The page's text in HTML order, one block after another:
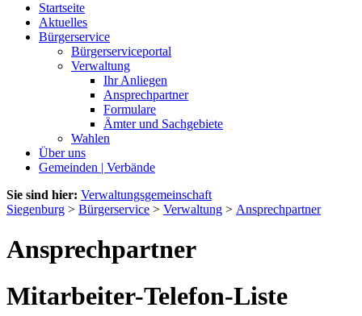
Startseite
Aktuelles
Bürgerservice
Bürgerserviceportal
Verwaltung
Ihr Anliegen
Ansprechpartner
Formulare
Ämter und Sachgebiete
Wahlen
Über uns
Gemeinden | Verbände
Sie sind hier: Verwaltungsgemeinschaft
Siegenburg > Bürgerservice > Verwaltung > Ansprechpartner
Ansprechpartner
Mitarbeiter-Telefon-Liste